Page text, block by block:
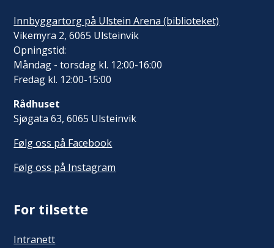
Innbyggartorg på Ulstein Arena (biblioteket)
Vikemyra 2, 6065 Ulsteinvik
Opningstid:
Måndag - torsdag kl. 12:00-16:00
Fredag kl. 12:00-15:00
Rådhuset
Sjøgata 63, 6065 Ulsteinvik
Følg oss på Facebook
Følg oss på Instagram
For tilsette
Intranett